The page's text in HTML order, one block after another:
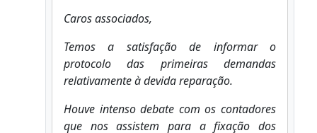
Caros associados,
Temos a satisfação de informar o
protocolo das primeiras demandas
relativamente à devida reparação.
Houve intenso debate com os contadores
que nos assistem para a fixação dos